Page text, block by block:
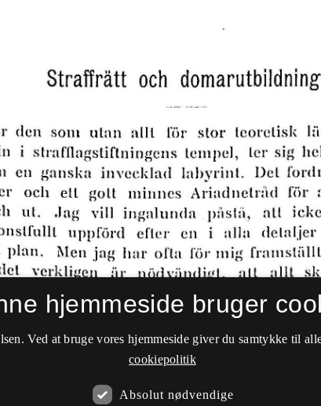
hjemmeside bruger
Ved at bruge vores hjemmeside giver du samtykke til
cookiepolitik
Absolut nødvendige